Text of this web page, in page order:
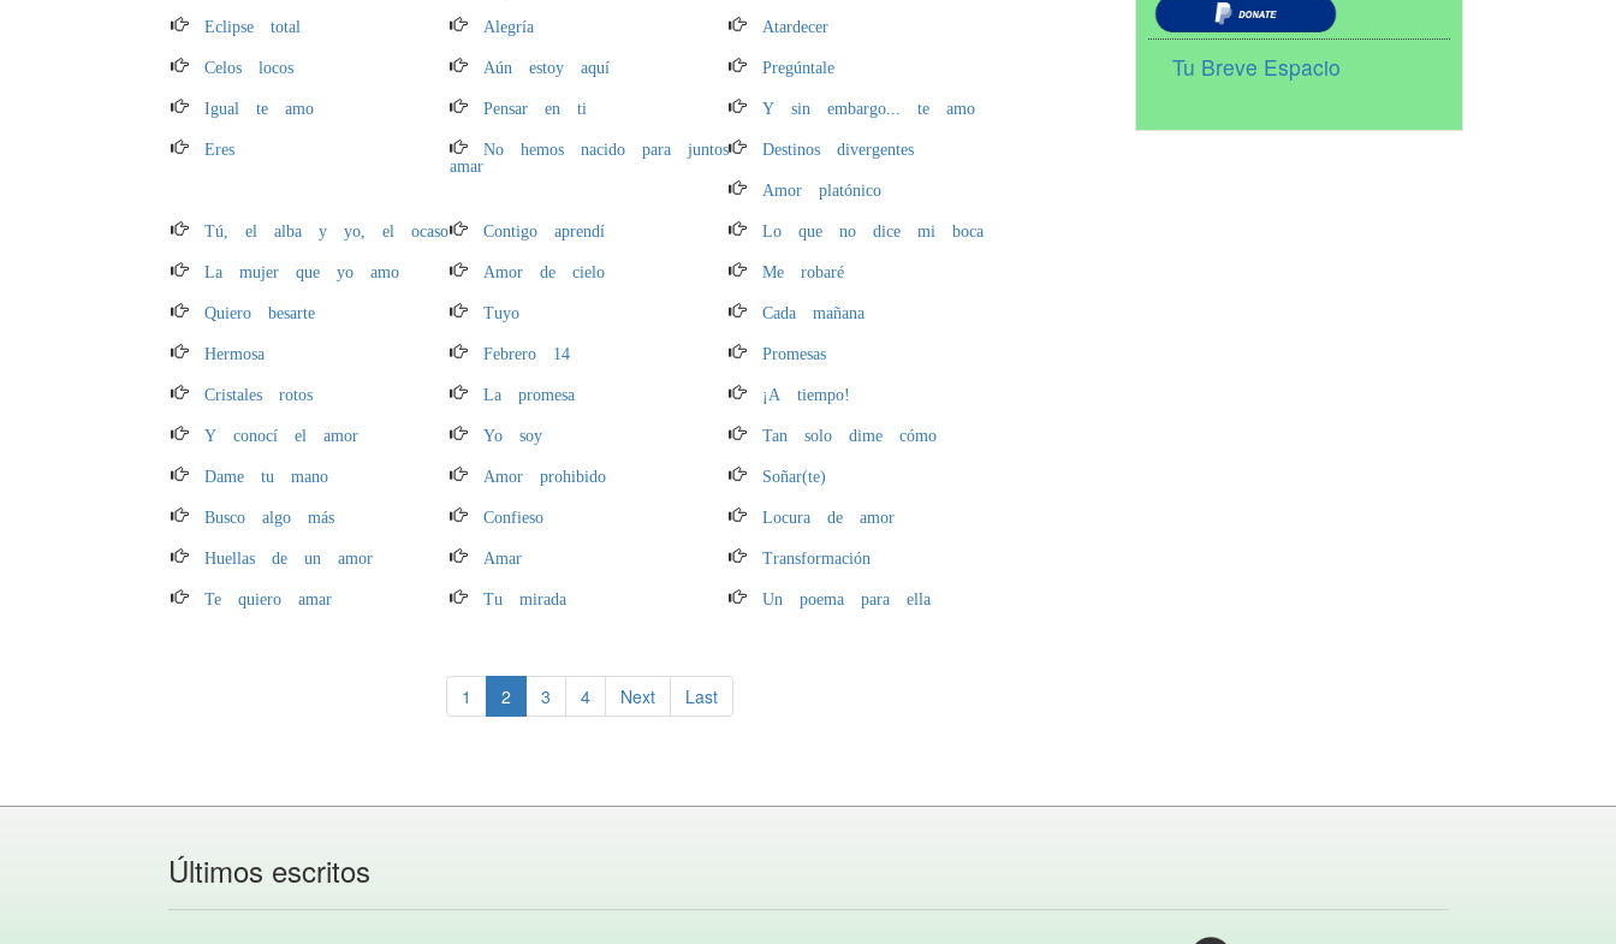
Eclipse total Alegría Atardecer
Celos locos Aún estoy aquí Pregúntale
Igual te amo Pensar en ti Y sin embargo... te amo
Eres
No hemos nacido para juntos
amar
Destinos divergentes
Amor platónico
Tú, el alba y yo, el ocaso Contigo aprendí Lo que no dice mi boca
La mujer que yo amo Amor de cielo Me robaré
Quiero besarte Tuyo Cada mañana
Hermosa Febrero 14 Promesas
Cristales rotos La promesa ¡A tiempo!
Y conocí el amor Yo soy Tan solo dime cómo
Dame tu mano Amor prohibido Soñar(te)
Busco algo más Confieso Locura de amor
Huellas de un amor Amar Transformación
Te quiero amar Tu mirada Un poema para ella
1 2 3 4 Next Last
Tu Breve Espacio
Últimos escritos